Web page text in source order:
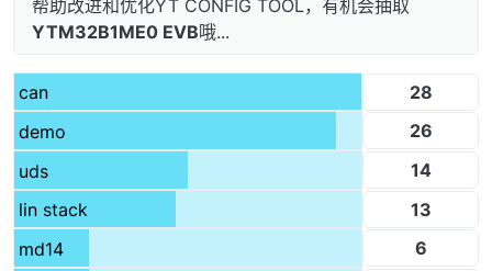
帮助改进和优化YT CONFIG TOOL，有机会抽取
YTM32B1ME0 EVB哦...
can
28
demo
26
uds
14
lin stack
13
md14
6